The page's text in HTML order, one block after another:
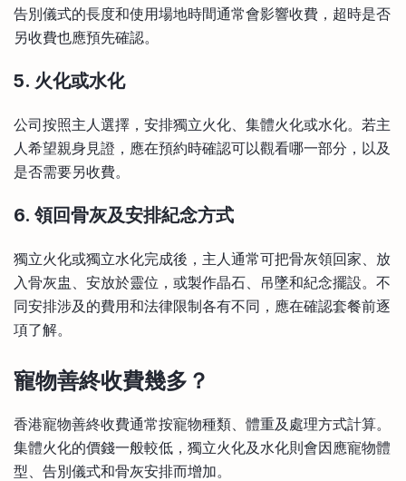
告別儀式的長度和使用場地時間通常會影響收費，超時是否
另收費也應預先確認。
5. 火化或水化
公司按照主人選擇，安排獨立火化、集體火化或水化。若主
人希望親身見證，應在預約時確認可以觀看哪一部分，以及
是否需要另收費。
6. 領回骨灰及安排紀念方式
獨立火化或獨立水化完成後，主人通常可把骨灰領回家、放
入骨灰盅、安放於靈位，或製作晶石、吊墜和紀念擺設。不
同安排涉及的費用和法律限制各有不同，應在確認套餐前逐
項了解。
寵物善終收費幾多？
香港寵物善終收費通常按寵物種類、體重及處理方式計算。
集體火化的價錢一般較低，獨立火化及水化則會因應寵物體
型、告別儀式和骨灰安排而增加。